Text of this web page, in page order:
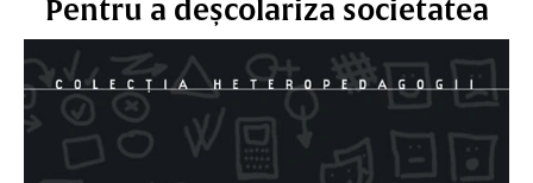
Pentru a deșcolariza societatea